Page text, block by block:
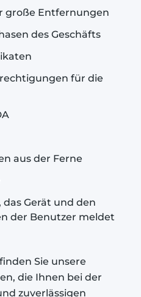
große Entfernungen
des Geschäfts
für die
aus der Ferne
das Gerät und den
der Benutzer meldet
Sie unsere
die Ihnen bei der
zuverlässigen